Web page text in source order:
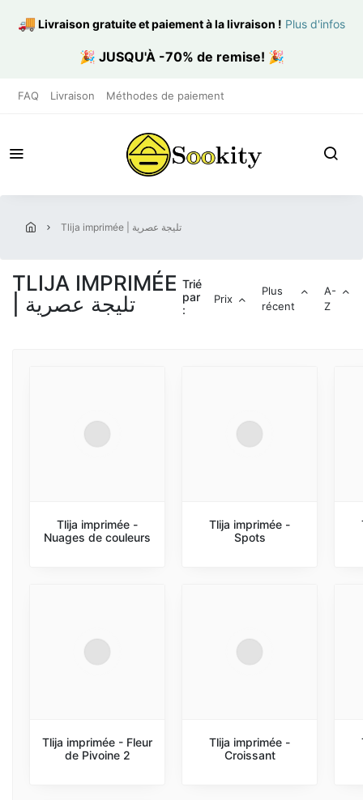
🚚 Livraison gratuite et paiement à la livraison ! Plus d'infos
🎉 JUSQU'À -70% de remise! 🎉
FAQ Livraison Méthodes de paiement
tlija imprimée | تليجة عصرية
TLIJA IMPRIMÉE
| تليجة عصرية
Trié
par
:
Prix
Plus
récent
A-
Z
Tlija imprimée -
Nuages de couleurs
Tlija imprimée -
Spots
Tlija imprimée - Fleur
de Pivoine 2
Tlija imprimée -
Croissant